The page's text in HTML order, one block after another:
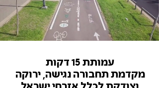
עמותת 15 דקות
מקדמת תחבורה נגישה, ירוקה
וצודקת לכלל אזרחי ישראל